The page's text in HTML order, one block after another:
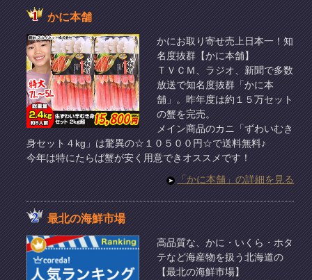
かに本舗
かにお取り寄せ売上日本一！知
名度抜群【かに本舗】
ＴＶＣＭ、ラジオ、新聞で多数
放送で知名度抜群「かに本
舗」。昨年度は約１５万セット
の蟹を完売。
メイン商品のカニ「ずわいむき
身セット４kg」は驚異の☆１０５００円☆で送料無料♪
今年は特にたらば蟹が安く用意できオススメです！
「かに本舗」の詳細を見る
最北の海鮮市場
高品質な、かに・いくら・ホタ
テなど海産物を扱う北海道の
【最北の海鮮市場】